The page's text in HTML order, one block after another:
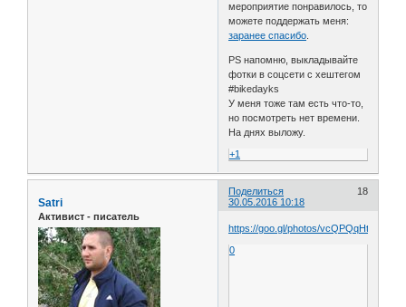
мероприятие понравилось, то
можете поддержать меня:
заранее спасибо
PS напомню, выкладывайте
фотки в соцсети с хештегом
#bikedayks
У меня тоже там есть что-то,
но посмотреть нет времени.
На днях выложу.
+1
Поделиться
18
30.05.2016 10:18
Satri
Активист - писатель
https://goo.gl/photos/
0